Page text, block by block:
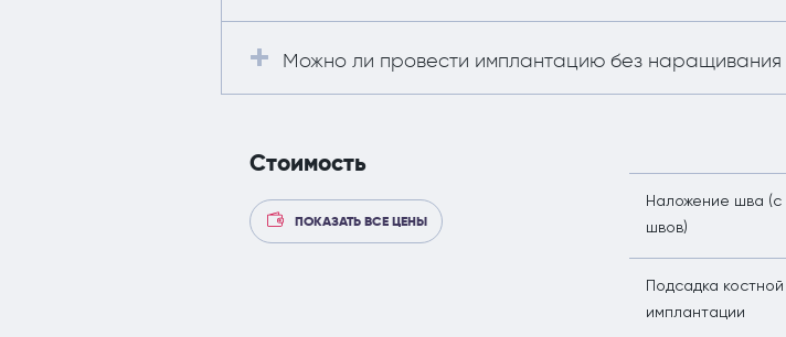
Можно ли провести имплантацию без наращивания
Стоимость
ПОКАЗАТЬ ВСЕ ЦЕНЫ
Наложение шва
швов)
Подсадка
имплантации